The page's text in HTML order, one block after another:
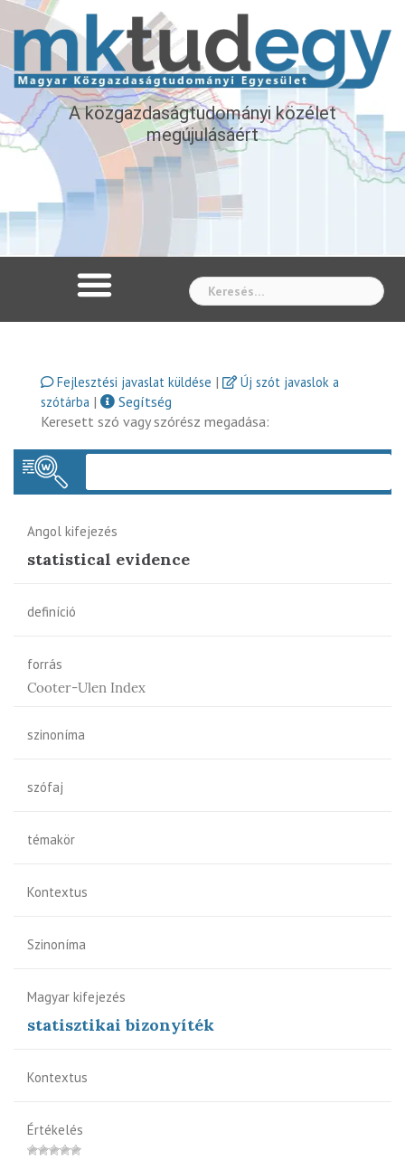
A közgazdaságtudományi közélet
megújulásáért
Fejlesztési javaslat küldése |
Új szót javaslok a
szótárba |
Segítség
Keresett szó vagy szórész megadása:
Angol kifejezés
statistical evidence
definíció
forrás
Cooter-Ulen Index
szinoníma
szófaj
témakör
Kontextus
Szinoníma
Magyar kifejezés
statisztikai bizonyíték
Kontextus
Értékelés